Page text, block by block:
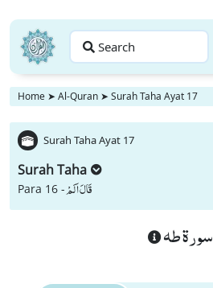
Search
Home ➤ Al-Quran ➤ Surah Taha Ayat 17
Surah Taha Ayat 17
Surah Taha
Para 16 -قَالَ اَلَمْ
سورة طه